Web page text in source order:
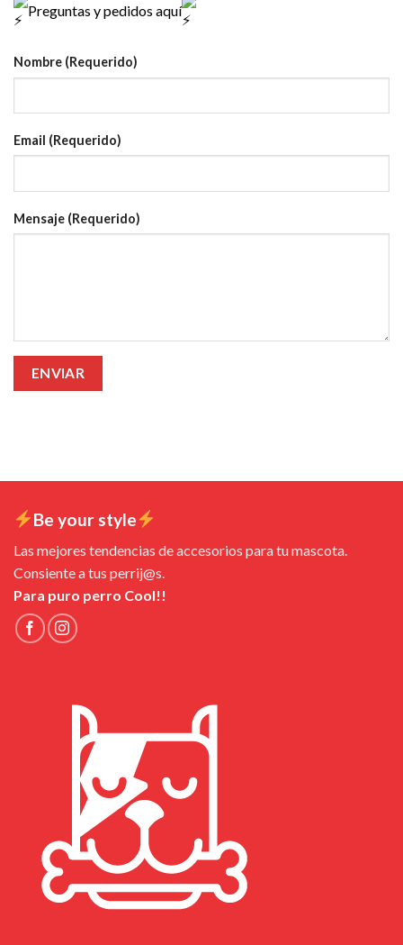
Preguntas y pedidos aquí
Nombre (Requerido)
Email (Requerido)
Mensaje (Requerido)
Be your style
Las mejores tendencias de accesorios para tu mascota.
Consiente a tus perrij@s.
Para puro perro Cool!!